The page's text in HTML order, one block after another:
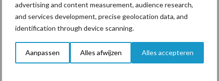
advertising and content measurement, audience research,
and services development, precise geolocation data, and
identification through device scanning.
Aanpassen Alles afwijzen Alles accepteren
Machines en werktuigen
gewild doelwit criminelen